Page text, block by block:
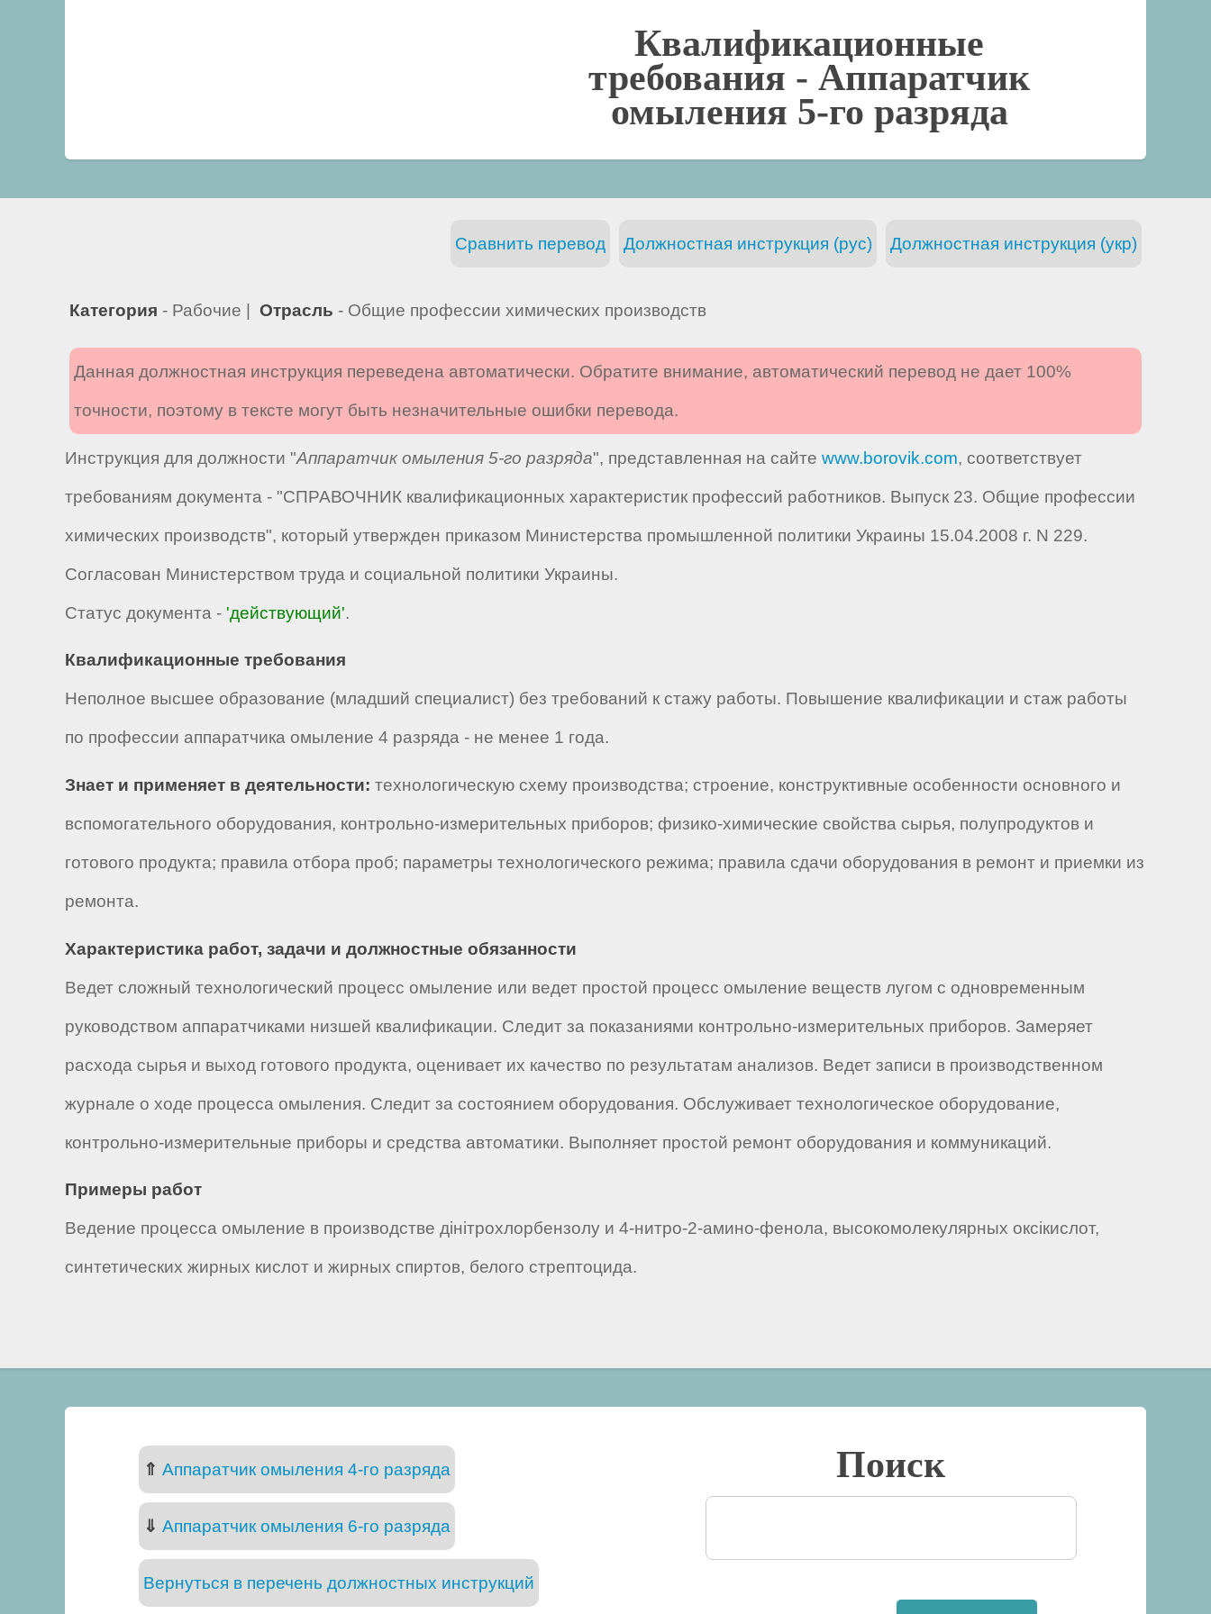
Квалификационные
требования -Аппаратчик
омыления 5-го разряда
Должностная инструкция (укр)
Должностная инструкция (рус)
Сравнить перевод
Категория - Рабочие | Отрасль - Общие профессии химических производств
Данная должностная инструкция переведена автоматически. Обратите внимание, автоматический перевод не дает 100%
точности, поэтому в тексте могут быть незначительные ошибки перевода.
Инструкция для должности "Аппаратчик омыления 5-го разряда", представленная на сайте www.borovik.com, соответствует
требованиям документа - "СПРАВОЧНИК квалификационных характеристик профессий работников. Выпуск 23. Общие профессии
химических производств", который утвержден приказом Министерства промышленной политики Украины 15.04.2008 г. N 229.
Согласован Министерством труда и социальной политики Украины.
Статус документа - 'действующий'.
Квалификационные требования
Неполное высшее образование (младший специалист) без требований к стажу работы. Повышение квалификации и стаж работы
по профессии аппаратчика омыление 4 разряда - не менее 1 года.
Знает и применяет в деятельности: технологическую схему производства; строение, конструктивные особенности основного и
вспомогательного оборудования, контрольно-измерительных приборов; физико-химические свойства сырья, полупродуктов и
готового продукта; правила отбора проб; параметры технологического режима; правила сдачи оборудования в ремонт и приемки из
ремонта.
Характеристика работ, задачи и должностные обязанности
Ведет сложный технологический процесс омыление или ведет простой процесс омыление веществ лугом с одновременным
руководством аппаратчиками низшей квалификации. Следит за показаниями контрольно-измерительных приборов. Замеряет
расхода сырья и выход готового продукта, оценивает их качество по результатам анализов. Ведет записи в производственном
журнале о ходе процесса омыления. Следит за состоянием оборудования. Обслуживает технологическое оборудование,
контрольно-измерительные приборы и средства автоматики. Выполняет простой ремонт оборудования и коммуникаций.
Примеры работ
Ведение процесса омыление в производстве дінітрохлорбензолу и 4-нитро-2-амино-фенола, высокомолекулярных оксікислот,
синтетических жирных кислот и жирных спиртов, белого стрептоцида.
⇑ Аппаратчик омыления 4-го разряда
⇓ Аппаратчик омыления 6-го разряда
Вернуться в перечень должностных инструкций
Поиск